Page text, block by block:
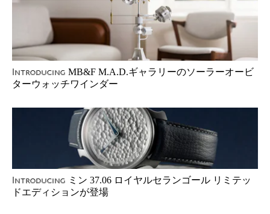
Introducing MB&F M.A.D.ギャラリーのソーラーオービ
ターウォッチワインダー
Introducing ミン 37.06 ロイヤルセランゴール リミテッ
ドエディションが登場